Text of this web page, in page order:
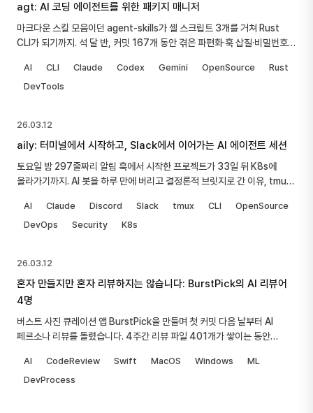
agt: AI 코딩 에이전트를 위한 패키지 매니저
마크다운 스킬 모음이던 agent-skills가 셸 스크립트 3개를 거쳐 Rust
CLI가 되기까지. 석 달 반, 커밋 167개 동안 겪은 파편화·훅 삽질·비밀번호
AI CLI Claude Codex Gemini OpenSource
Rust
DevTools
26.03.12
aily: 터미널에서 시작하고, Slack에서 이어가는 AI 에이전트 세션
토요일 밤 297줄짜리 알림 훅에서 시작한 프로젝트가 33일 뒤 K8s에
올라가기까지. AI 봇을 하루 만에 버리고 결정론적 브릿지로 간 이유, tmux
AI Claude Discord Slack tmux CLI
OpenSource
DevOps
Security K8s
26.03.12
혼자 만들지만 혼자 리뷰하지는 않습니다: BurstPick의 AI 리뷰어
4명
버스트 사진 큐레이션 앱 BurstPick을 만들며 첫 커밋 다음 날부터 AI
페르소나 리뷰를 돌렸습니다. 4주간 리뷰 파일 401개가 쌓이는 동안
이슈를 달러로 환산하는 습관까지의 기록입니다.
AI CodeReview Swift MacOS Windows
ML
DevProcess